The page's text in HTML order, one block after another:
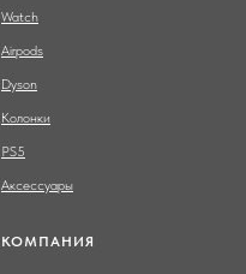
Watch
Airpods
Dyson
Колонки
PS5
Аксессуары
КОМПАНИЯ